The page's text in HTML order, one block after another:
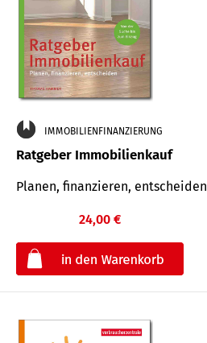
IMMOBILIENFINANZIERUNG
Ratgeber Immobilienkauf
Planen, finanzieren, entscheiden
24,00 €